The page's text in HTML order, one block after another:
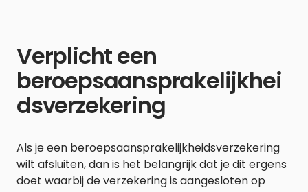
Verplicht een
beroepsaansprakelijkhei
dsverzekering
Als je een beroepsaansprakelijkheidsverzekering
wilt afsluiten, dan is het belangrijk dat je dit ergens
doet waarbij de verzekering is aangesloten op